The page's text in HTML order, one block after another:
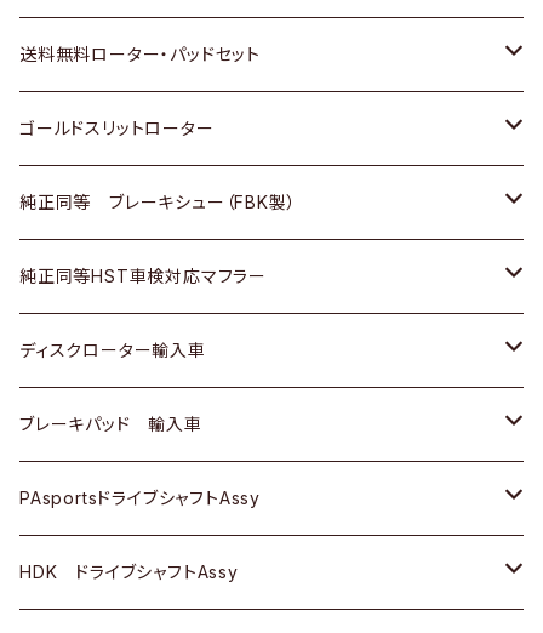
日野
三菱ふそう
ＢＭＷ
日野
三菱ふそう
三菱ふそう
その他
三菱
スバル
ダイハツ
マツダ
三菱
スバル
マツダ
三菱
日産
ダイハツ
マツダ
三菱
スバル
スズキ
日産
いすゞ
ダイハツ
マツダ
三菱
スバル
ＢＥＮＺ
ホンダ
スズキ
日産
ダイハツ
マツダ
三菱
スバル
トヨタ
ホンダ
日産
いすゞ
ダイハツ
マツダ
三菱
スバル
送料無料ローター・パッドセット
トヨタ
ホンダ
スズキ
日産
ダイハツ
マツダ
三菱
ゴールドスリットローター
トヨタ
ホンダ
スズキ
日産
ダイハツ
マツダ
純正同等 ブレーキシュー（FBK製）
ホンダ
スズキ
日産
ダイハツ
マツダ
純正同等HST車検対応マフラー
トヨタ
ホンダ
スズキ
日産
ディスクローター輸入車
ＡＵＤＩ
ＢＥＮＺ
ＢＭＷ
ブレーキパッド 輸入車
ＢＥＮＺ
ＢＭＷ
PAsportsドライブシャフトAssy
トヨタ
HDK ドライブシャフトAssy